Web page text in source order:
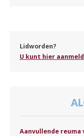
Lidworden?
U kunt hier
Aanvullende